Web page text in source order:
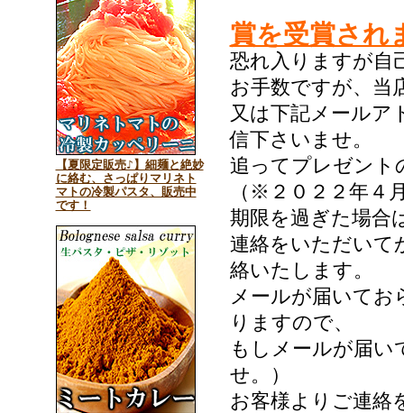
【夏限定販売♪】細麺と絶妙
に絡む、さっぱりマリネト
マトの冷製パスタ、販売中
です！
賞を受賞され
恐れ入りますが自
お手数ですが、当
又は下記メールア
信下さいませ。
追ってプレゼント
（※２０２２年４
期限を過ぎた場合
連絡をいただいて
絡いたします。
メールが届いてお
りますので、
もしメールが届い
せ。）
お客様よりご連絡